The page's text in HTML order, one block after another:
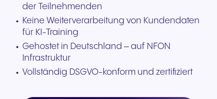
der Teilnehmenden
Keine Weiterverarbeitung von Kundendaten
für KI-Training
Gehostet in Deutschland – auf NFON
Infrastruktur
Vollständig DSGVO-konform und zertifiziert